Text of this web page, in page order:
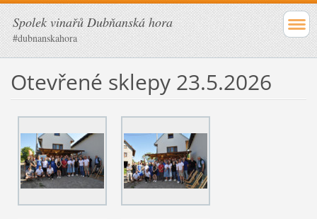
Spolek vinařů Dubňanská hora
#dubnanskahora
Otevřené sklepy 23.5.2026